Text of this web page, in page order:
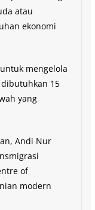
atau
ekonomi
mengelola
15
yang
Andi Nur
of
modern